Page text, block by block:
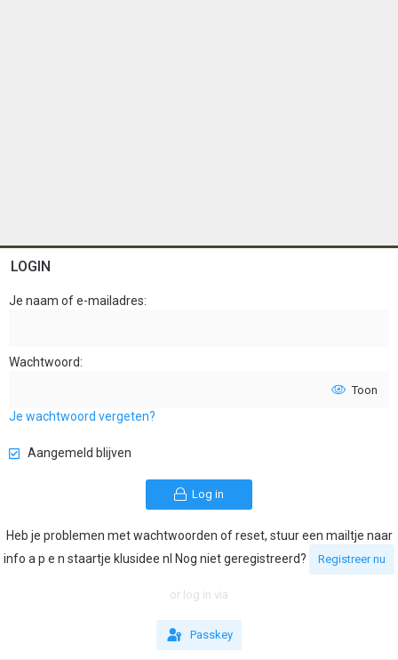
LOGIN
Je naam of e-mailadres
Wachtwoord
Toon
Je wachtwoord vergeten?
Aangemeld blijven
Log in
Heb je problemen met wachtwoorden of reset, stuur een mailtje naar
info a p e n staartje klusidee nl Nog niet geregistreerd?
Registreer nu
or log in via
Passkey